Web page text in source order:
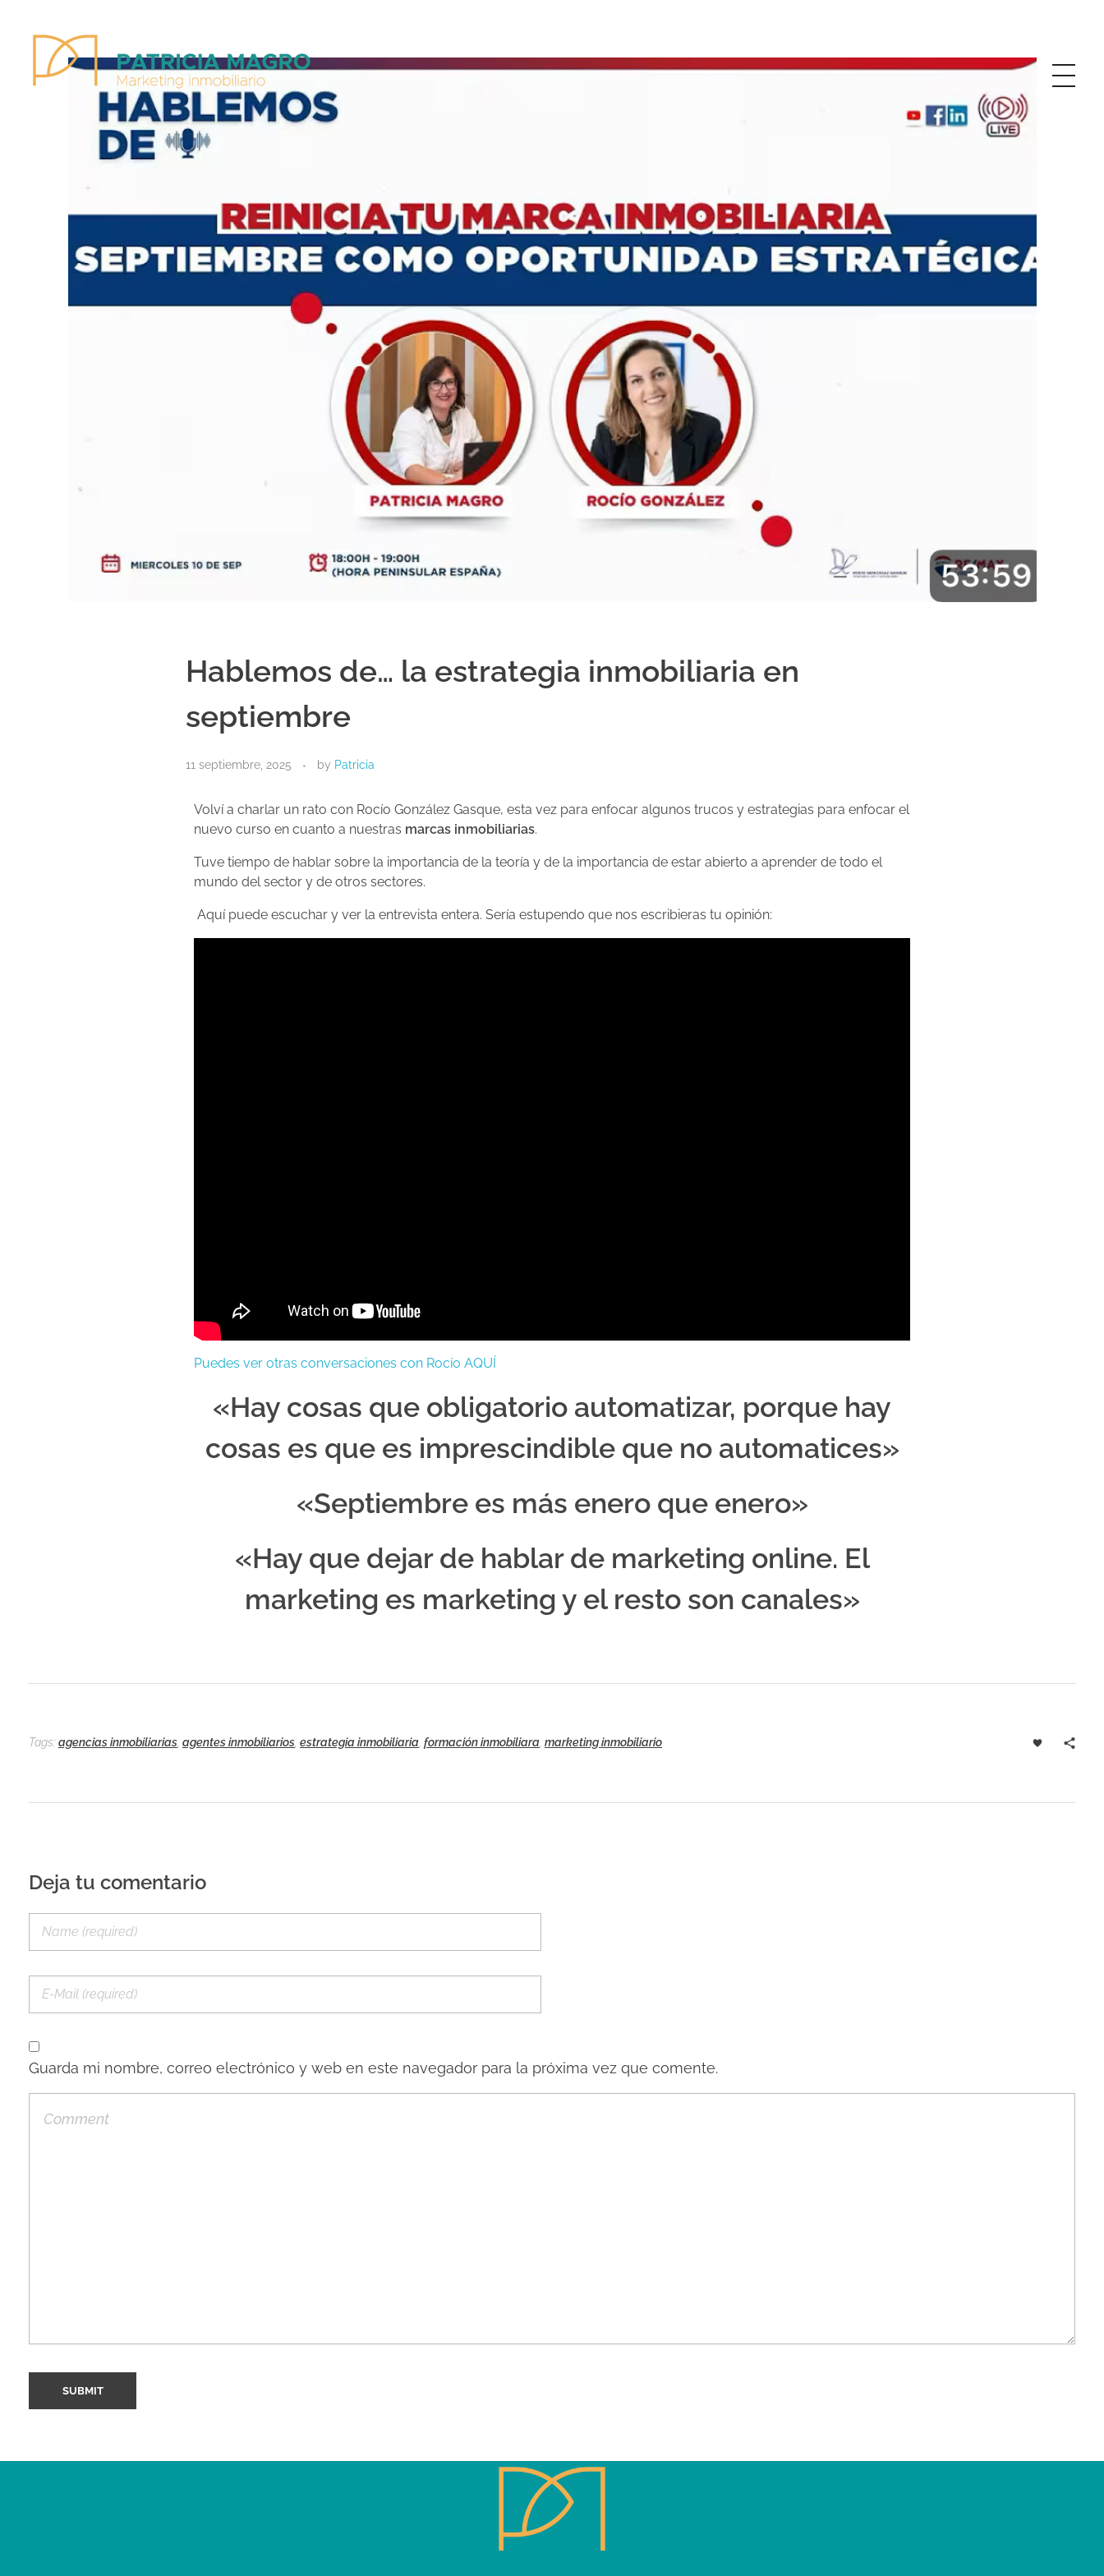
Hablemos de… la estrategia inmobiliaria en
septiembre
11 septiembre, 2025 by Patricia
Volví a charlar un rato con Rocío González Gasque, esta vez para enfocar algunos trucos y estrategias para enfocar el
nuevo curso en cuanto a nuestras marcas inmobiliarias.
Tuve tiempo de hablar sobre la importancia de la teoría y de la importancia de estar abierto a aprender de todo el
mundo del sector y de otros sectores.
Aquí puede escuchar y ver la entrevista entera. Sería estupendo que nos escribieras tu opinión:
Puedes ver otras conversaciones con Rocío AQUÍ
«Hay cosas que obligatorio automatizar, porque hay
cosas es que es imprescindible que no automatices»
«Septiembre es más enero que enero»
«Hay que dejar de hablar de marketing online. El
marketing es marketing y el resto son canales»
Tags: agencias inmobiliarias, agentes inmobiliarios, estrategia inmobiliaria, formación inmobiliara, marketing inmobiliario
Deja tu comentario
Guarda mi nombre, correo electrónico y web en este navegador para la próxima vez que comente.